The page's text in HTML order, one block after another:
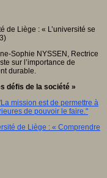
Sophie NYSSEN, Rectrice
sur l’importance de
durable.
défis de la société »
mission est de permettre à
de pouvoir le faire."
de Liège : « Comprendre